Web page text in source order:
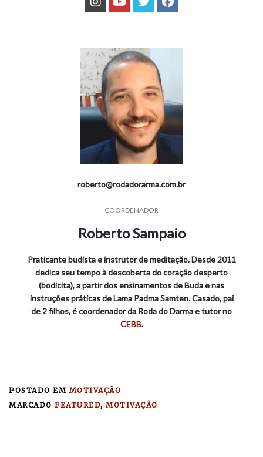
roberto@rodadorarma.com.br
COORDENADOR
Roberto Sampaio
Praticante budista e instrutor de meditação. Desde 2011
dedica seu tempo à descoberta do coração desperto
(bodicita), a partir dos ensinamentos de Buda e nas
instruções práticas de Lama Padma Samten. Casado, pai
de 2 filhos, é coordenador da Roda do Darma e tutor no
CEBB.
POSTADO EM MOTIVAÇÃO
MARCADO FEATURED, MOTIVAÇÃO